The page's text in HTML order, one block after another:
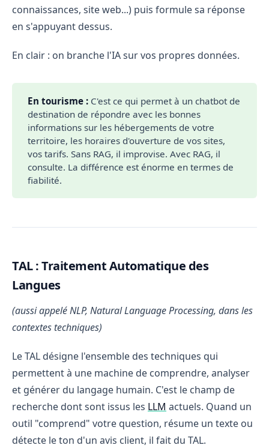
connaissances, site web...) puis formule sa réponse
en s'appuyant dessus.
En clair : on branche l'IA sur vos propres données.
En tourisme :C'est ce qui permet à un chatbot de
destination de répondre avec les bonnes
informations sur les hébergements de votre
territoire, les horaires d'ouverture de vos sites,
vos tarifs. Sans RAG, il improvise. Avec RAG, il
consulte. La différence est énorme en termes de
fiabilité.
TAL : Traitement Automatique des
Langues
(aussi appelé NLP, Natural Language Processing, dans les
contextes techniques)
Le TAL désigne l'ensemble des techniques qui
permettent à une machine de comprendre, analyser
et générer du langage humain. C'est le champ de
recherche dont sont issus les LLM actuels. Quand un
outil "comprend" votre question, résume un texte ou
détecte le ton d'un avis client, il fait du TAL.